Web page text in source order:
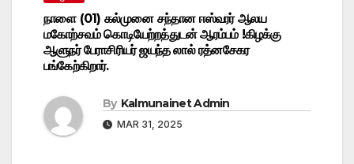
நாளை (01) கல்முனை சந்தான ஈஸ்வரர் ஆலய
மகோற்சவம் கொடியேற்றத்துடன் ஆரம்பம் !கிழக்கு
ஆளுநர் பேராசிரியர் ஜயந்த லால் ரத்னசேகர
பங்கேற்கிறார்.
By Kalmunainet Admin
MAR 31, 2025